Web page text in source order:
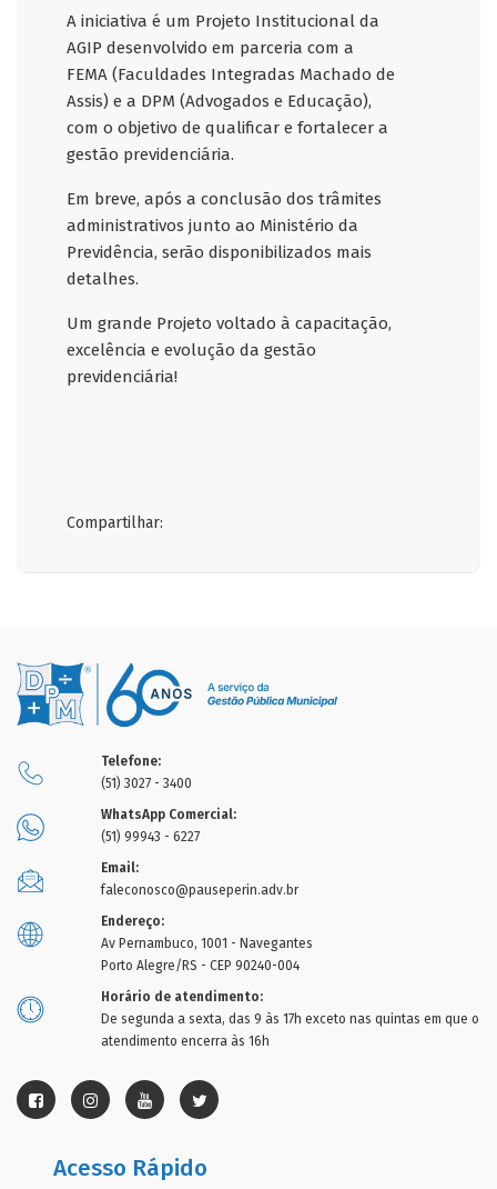
A iniciativa é um Projeto Institucional da
AGIP desenvolvido em parceria com a
FEMA (Faculdades Integradas Machado de
Assis) e a DPM (Advogados e Educação),
com o objetivo de qualificar e fortalecer a
gestão previdenciária.
Em breve, após a conclusão dos trâmites
administrativos junto ao Ministério da
Previdência, serão disponibilizados mais
detalhes.
Um grande Projeto voltado à capacitação,
excelência e evolução da gestão
previdenciária!
Compartilhar:
Telefone:
(51) 3027 - 3400
WhatsApp Comercial:
(51) 99943 - 6227
Email:
faleconosco@pauseperin.adv.br
Endereço:
Av Pernambuco, 1001 - Navegantes
Porto Alegre/RS - CEP 90240-004
Horário de atendimento:
De segunda a sexta, das 9 às 17h exceto nas quintas em que o
atendimento encerra às 16h
Acesso Rápido